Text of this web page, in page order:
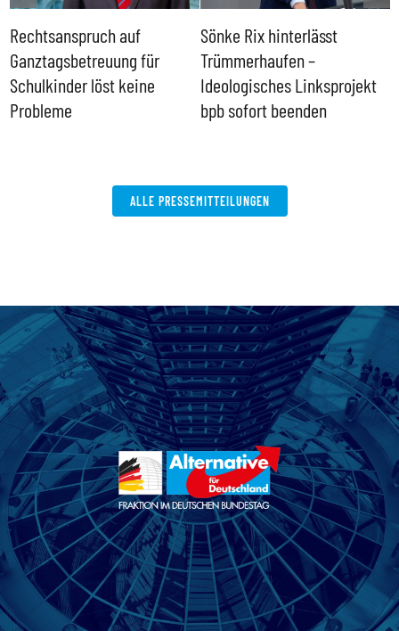
Rechtsanspruch auf
Ganztagsbetreuung für
Schulkinder löst keine
Probleme
Sönke Rix hinterlässt
Trümmerhaufen –
Ideologisches Linksprojekt
bpb sofort beenden
ALLE PRESSEMITTEILUNGEN